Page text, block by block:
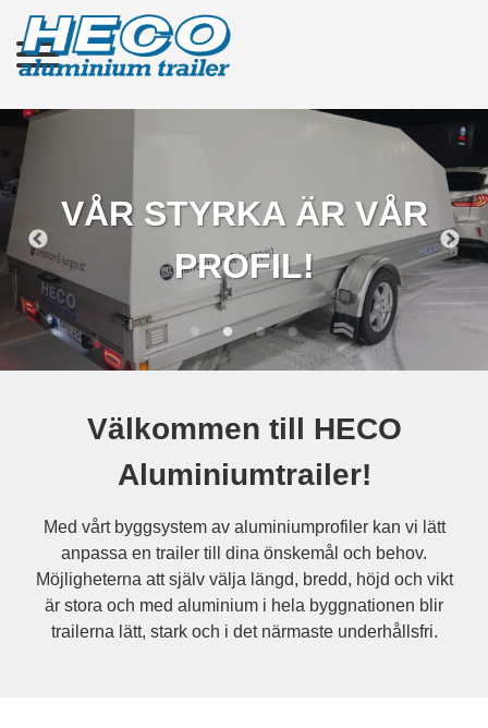
VÅR STYRKA ÄR VÅR
PROFIL!
Välkommen till HECO
Aluminiumtrailer!
Med vårt byggsystem av aluminiumprofiler kan vi lätt
anpassa en trailer till dina önskemål och behov.
Möjligheterna att själv välja längd, bredd, höjd och vikt
är stora och med aluminium i hela byggnationen blir
trailerna lätt, stark och i det närmaste underhållsfri.